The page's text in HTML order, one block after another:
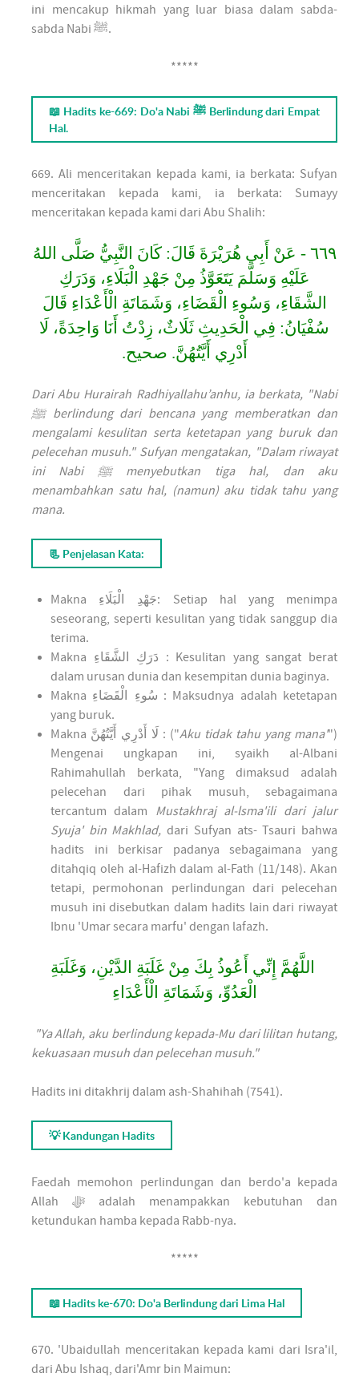
ini mencakup hikmah yang luar biasa dalam sabda-
sabda Nabi ﷺ.
*****
📖 Hadits ke-669: Do'a Nabi ﷺ Berlindung dari Empat
Hal.
669. Ali menceritakan kepada kami, ia berkata: Sufyan
menceritakan kepada kami, ia berkata: Sumayy
menceritakan kepada kami dari Abu Shalih:
٦٦٩ - عَنْ أَبِي هُرَيْرَةَ قَالَ: كَانَ النَّبِيُّ صَلَّى اللهُ
عَلَيْهِ وَسَلَّمَ يَتَعَوَّذُ مِنْ جَهْدِ الْبَلَاءِ، وَدَرَكِ
الشَّقَاءِ، وَسُوءِ الْقَضَاءِ، وَشَمَاتَةِ الْأَعْدَاءِ قَالَ
سُفْيَانُ: فِي الْحَدِيثِ ثَلَاثٌ، زِدْتُ أَنَا وَاحِدَةً، لَا
أَدْرِي أَيَّتُهُنَّ. صحيح.
Dari Abu Hurairah Radhiyallahu’anhu, ia berkata, "Nabi
ﷺ berlindung dari bencana yang memberatkan dan
mengalami kesulitan serta ketetapan yang buruk dan
pelecehan musuh." Sufyan mengatakan, "Dalam riwayat
ini Nabi ﷺ menyebutkan tiga hal, dan aku
menambahkan satu hal, (namun) aku tidak tahu yang
mana.
📃 Penjelasan Kata:
Makna جَهْدِ الْبَلَاءِ: Setiap hal yang menimpa
seseorang, seperti kesulitan yang tidak sanggup dia
terima.
Makna
دَرَكِ الشَّقَاءِ : Kesulitan yang sangat berat
dalam urusan dunia dan kesempitan dunia baginya.
Makna سُوءِ الْقَضَاءِ : Maksudnya adalah ketetapan
yang buruk.
Makna لَا أَدْرِي أَيَّتُهُنَّ : ("Aku tidak tahu yang mana'")
Mengenai ungkapan ini, syaikh al-Albani
Rahimahullah berkata, "Yang dimaksud adalah
pelecehan dari pihak musuh, sebagaimana
tercantum dalam Mustakhraj al-lsma'ili dari jalur
Syuja' bin Makhlad, dari Sufyan ats- Tsauri bahwa
hadits ini berkisar padanya sebagaimana yang
ditahqiq oleh al-Hafizh dalam al-Fath (11/148). Akan
tetapi, permohonan perlindungan dari pelecehan
musuh ini disebutkan dalam hadits lain dari riwayat
Ibnu 'Umar secara marfu' dengan lafazh.
اللَّهُمَّ إِنِّي أَعُوذُ بِكَ مِنْ غَلَبَةِ الدَّيْنِ، وَغَلَبَةِ
الْعَدُوِّ، وَشَمَاتَةِ الْأَعْدَاءِ
"Ya Allah, aku berlindung kepada-Mu dari lilitan hutang,
kekuasaan musuh dan pelecehan musuh."
Hadits ini ditakhrij dalam ash-Shahihah (7541).
💡 Kandungan Hadits
Faedah memohon perlindungan dan berdo'a kepada
Allah ﷻ adalah menampakkan kebutuhan dan
ketundukan hamba kepada Rabb-nya.
*****
📖 Hadits ke-670: Do'a Berlindung dari Lima Hal
670. 'Ubaidullah menceritakan kepada kami dari Isra'il,
dari Abu Ishaq, dari'Amr bin Maimun: